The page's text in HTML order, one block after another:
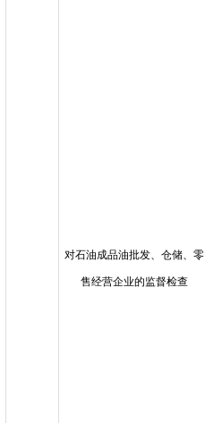
对石油成品油批发、仓储、零
售经营企业的监督检查